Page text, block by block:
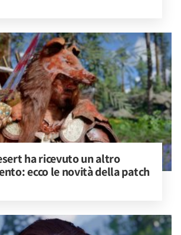
ha ricevuto un altro
ecco le novità della patch